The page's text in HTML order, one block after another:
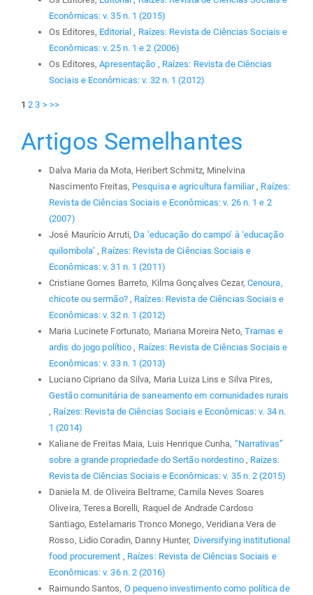
Econômicas: v. 35 n. 1 (2015)
Os Editores, Editorial, Raízes: Revista de Ciências Sociais e
Econômicas: v. 25 n. 1 e 2 (2006)
Os Editores,Apresentação , Raízes: Revista de Ciências
Sociais e Econômicas: v. 32 n. 1 (2012)
1 2 3 > >>
Artigos Semelhantes
Dalva Maria da Mota, Heribert Schmitz, Minelvina
Nascimento Freitas, Pesquisa e agricultura familiar, Raízes:
Revista de Ciências Sociais e Econômicas: v. 26 n. 1 e 2
(2007)
José Maurício Arruti, Da ‘educação do campo’ à ‘educação
quilombola’, Raízes: Revista de Ciências Sociais e
Econômicas: v. 31 n. 1 (2011)
Cristiane Gomes Barreto, Kilma Gonçalves Cezar, Cenoura,
chicote ou sermão? , Raízes: Revista de Ciências Sociais e
Econômicas: v. 32 n. 1 (2012)
Maria Lucinete Fortunato, Mariana Moreira Neto, Tramas e
ardis do jogo político, Raízes: Revista de Ciências Sociais e
Econômicas: v. 33 n. 1 (2013)
Luciano Cipriano da Silva, Maria Luiza Lins e Silva Pires,
Gestão comunitária de saneamento em comunidades rurais
, Raízes: Revista de Ciências Sociais e Econômicas: v. 34 n.
1 (2014)
Kaliane de Freitas Maia, Luis Henrique Cunha, “Narrativas”
sobre a grande propriedade do Sertão nordestino , Raízes:
Revista de Ciências Sociais e Econômicas: v. 35 n. 2 (2015)
Daniela M. de Oliveira Beltrame, Camila Neves Soares
Oliveira, Teresa Borelli, Raquel de Andrade Cardoso
Santiago, Estelamaris Tronco Monego, Veridiana Vera de
Rosso, Lidio Coradin, Danny Hunter, Diversifying institutional
food procurement , Raízes: Revista de Ciências Sociais e
Econômicas: v. 36 n. 2 (2016)
Raimundo Santos, O pequeno investimento como política de